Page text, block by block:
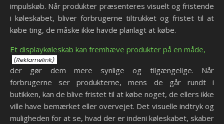
impulskøb. Når produkter præsenteres visuelt og fristende
i køleskabet, bliver forbrugerne tiltrukket og fristet til at
købe ting, de måske ikke havde planlagt at købe.
Et displaykøleskab kan fremhæve produkter på en måde,
der gør dem mere synlige og tilgængelige. Når
forbrugerne ser produkterne, mens de går rundt i
butikken, kan de blive fristet til at købe noget, de ellers ikke
ville have bemærket eller overvejet. Det visuelle indtryk og
muligheden for at se, hvad der er indeni køleskabet, skaber